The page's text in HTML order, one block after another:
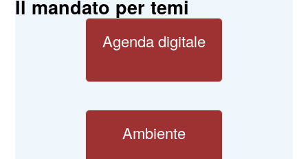
Il mandato per temi
Agenda digitale
Ambiente